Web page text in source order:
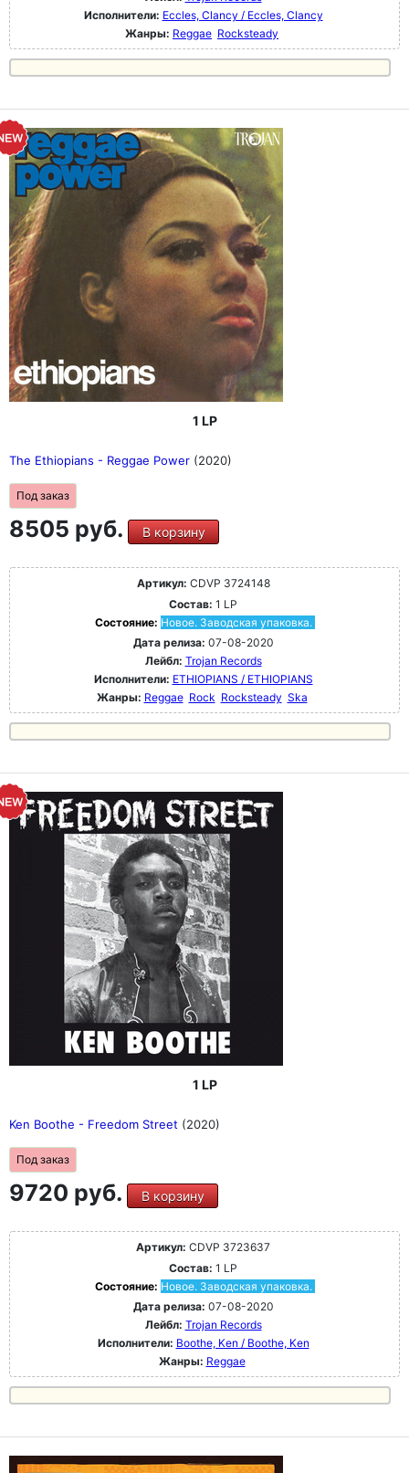
Исполнители: Eccles, Clancy / Eccles, Clancy
Жанры: Reggae Rocksteady
1 LP
The Ethiopians - Reggae Power (2020)
Под заказ
8505 руб. В корзину
Артикул: CDVP 3724148
Состав: 1 LP
Состояние: Новое. Заводская упаковка.
Дата релиза: 07-08-2020
Лейбл: Trojan Records
Исполнители: ETHIOPIANS / ETHIOPIANS
Жанры: Reggae Rock Rocksteady Ska
1 LP
Ken Boothe - Freedom Street (2020)
Под заказ
9720 руб. В корзину
Артикул: CDVP 3723637
Состав: 1 LP
Состояние: Новое. Заводская упаковка.
Дата релиза: 07-08-2020
Лейбл: Trojan Records
Исполнители: Boothe, Ken / Boothe, Ken
Жанры: Reggae